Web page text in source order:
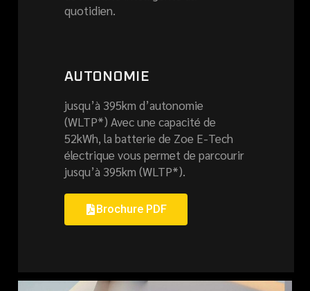
quotidien.
AUTONOMIE
jusqu’à 395km d’autonomie
(WLTP*) Avec une capacité de
52kWh, la batterie de Zoe E-Tech
électrique vous permet de parcourir
jusqu’à 395km (WLTP*).
Brochure PDF